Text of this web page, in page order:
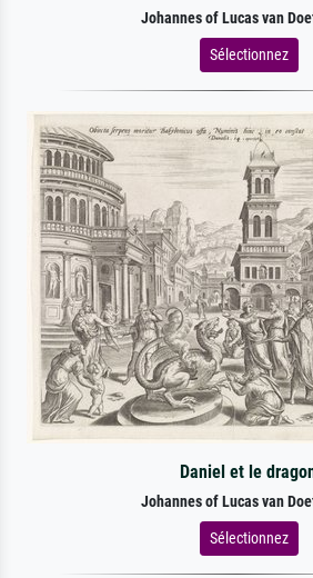
Johannes of Lucas van
Sélectionnez
Daniel et le
Johannes of Lucas van
Sélectionnez